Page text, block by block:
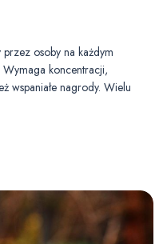
osoby na każdym
koncentracji,
wspaniałe nagrody. Wielu